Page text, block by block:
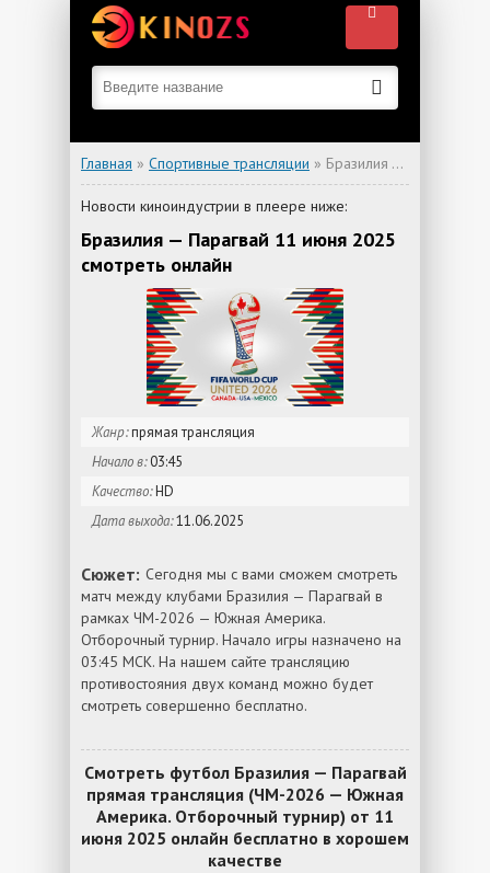
Главная » Спортивные трансляции » Бразилия — Парагвай
Новости киноиндустрии в плеере ниже:
Бразилия — Парагвай 11 июня 2025
смотреть онлайн
Жанр:прямая трансляция
Начало в:03:45
Качество:HD
Дата выхода:11.06.2025
Сюжет: Сегодня мы с вами сможем смотреть
матч между клубами Бразилия — Парагвай в
рамках ЧМ-2026 — Южная Америка.
Отборочный турнир. Начало игры назначено на
03:45 МСК. На нашем сайте трансляцию
противостояния двух команд можно будет
смотреть совершенно бесплатно.
Смотреть футбол Бразилия — Парагвай
прямая трансляция (ЧМ-2026 — Южная
Америка. Отборочный турнир) от 11
июня 2025 онлайн бесплатно в хорошем
качестве